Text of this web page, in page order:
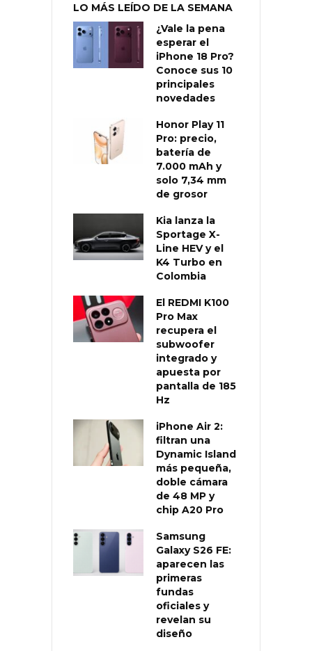
LO MÁS LEÍDO DE LA SEMANA
¿Vale la pena
esperar el
iPhone 18 Pro?
Conoce sus 10
principales
novedades
Honor Play 11
Pro: precio,
batería de
7.000 mAh y
solo 7,34 mm
de grosor
Kia lanza la
Sportage X-
Line HEV y el
K4 Turbo en
Colombia
El REDMI K100
Pro Max
recupera el
subwoofer
integrado y
apuesta por
pantalla de 185
Hz
iPhone Air 2:
filtran una
Dynamic Island
más pequeña,
doble cámara
de 48 MP y
chip A20 Pro
Samsung
Galaxy S26 FE:
aparecen las
primeras
fundas
oficiales y
revelan su
diseño